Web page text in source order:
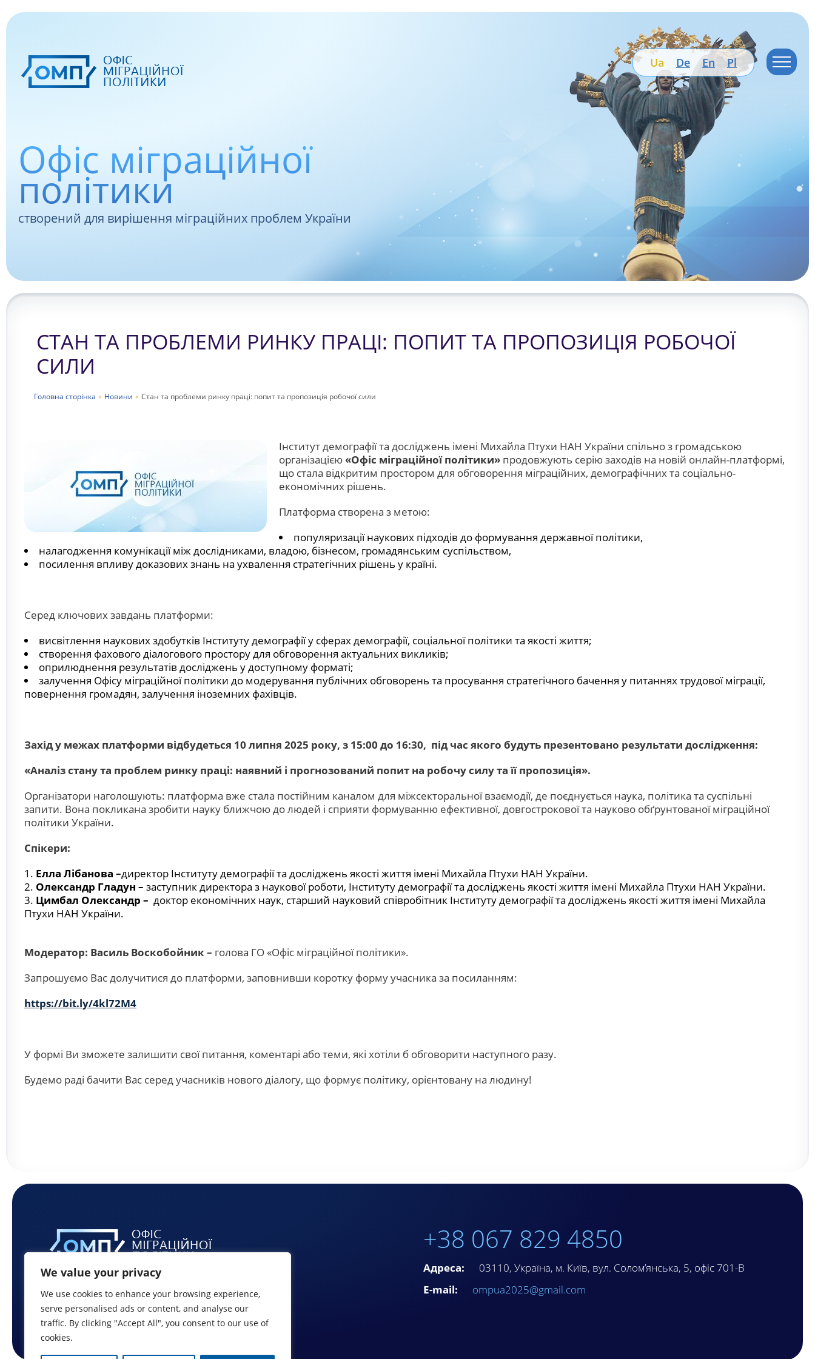
We value your privacy
We use cookies to enhance your browsing experience,
serve personalised ads or content, and analyse our
traffic. By clicking "Accept All", you consent to our use of
cookies.
Ua De En Pl
Офіс міграційної
політики
створений для вирішення міграційних проблем України
СТАН ТА ПРОБЛЕМИ РИНКУ ПРАЦІ: ПОПИТ ТА ПРОПОЗИЦІЯ РОБОЧОЇ
СИЛИ
Головна сторiнка › Новини › Стан та проблеми ринку праці: попит та пропозиція робочої сили
Інститут демографії та досліджень імені Михайла Птухи НАН України спільно з громадською
організацією «Офіс міграційної політики» продовжують серію заходів на новій онлайн-платформі,
що стала відкритим простором для обговорення міграційних, демографічних та соціально-
економічних рішень.
Платформа створена з метою:
популяризації наукових підходів до формування державної політики,
налагодження комунікації між дослідниками, владою, бізнесом, громадянським суспільством,
посилення впливу доказових знань на ухвалення стратегічних рішень у країні.
Серед ключових завдань платформи:
висвітлення наукових здобутків Інституту демографії у сферах демографії, соціальної політики та якості життя;
створення фахового діалогового простору для обговорення актуальних викликів;
оприлюднення результатів досліджень у доступному форматі;
залучення Офісу міграційної політики до модерування публічних обговорень та просування стратегічного бачення у питаннях трудової міграції,
повернення громадян, залучення іноземних фахівців.
Захід у межах платформи відбудеться 10 липня 2025 року, з 15:00 до 16:30, під час якого будуть презентовано результати дослідження:
«Аналіз стану та проблем ринку праці: наявний і прогнозований попит на робочу силу та її пропозиція».
Організатори наголошують: платформа вже стала постійним каналом для міжсекторальної взаємодії, де поєднується наука, політика та суспільні
запити. Вона покликана зробити науку ближчою до людей і сприяти формуванню ефективної, довгострокової та науково обґрунтованої міграційної
політики України.
Спікери:
Елла Лібанова –директор Інституту демографії та досліджень якості життя імені Михайла Птухи НАН України.
Олександр Гладун – заступник директора з наукової роботи, Інституту демографії та досліджень якості життя імені Михайла Птухи НАН України.
Цимбал Олександр – доктор економічних наук, старший науковий співробітник Інституту демографії та досліджень якості життя імені Михайла
Птухи НАН України.
Модератор: Василь Воскобойник – голова ГО «Офіс міграційної політики».
Запрошуємо Вас долучитися до платформи, заповнивши коротку форму учасника за посиланням:
https://bit.ly/4kl72M4
У формі Ви зможете залишити свої питання, коментарі або теми, які хотіли б обговорити наступного разу.
Будемо раді бачити Вас серед учасників нового діалогу, що формує політику, орієнтовану на людину!
+38 067 829 4850
Адреса:
03110, Україна, м. Київ, вул. Солом’янська, 5, офіс 701-В
E-mail:
ompua2025@gmail.com